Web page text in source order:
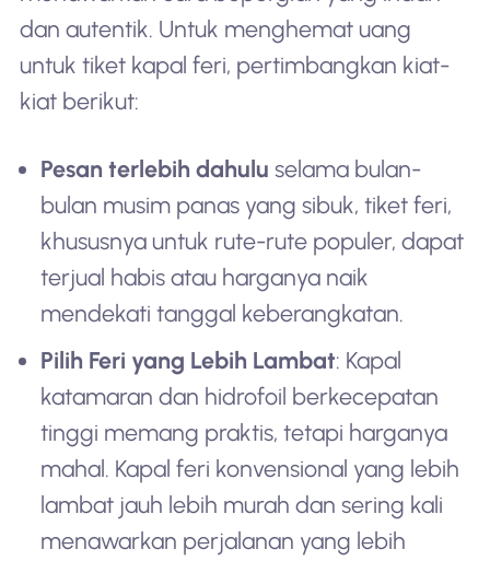
dan autentik. Untuk menghemat uang
untuk tiket kapal feri, pertimbangkan kiat-
kiat berikut:
Pesan terlebih dahulu selama bulan-
bulan musim panas yang sibuk, tiket feri,
khususnya untuk rute-rute populer, dapat
terjual habis atau harganya naik
mendekati tanggal keberangkatan.
Pilih Feri yang Lebih Lambat: Kapal
katamaran dan hidrofoil berkecepatan
tinggi memang praktis, tetapi harganya
mahal. Kapal feri konvensional yang lebih
lambat jauh lebih murah dan sering kali
menawarkan perjalanan yang lebih